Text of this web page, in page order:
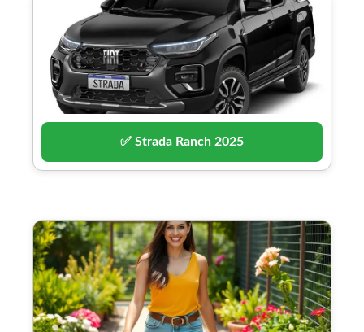
✅ Strada Ranch 2025